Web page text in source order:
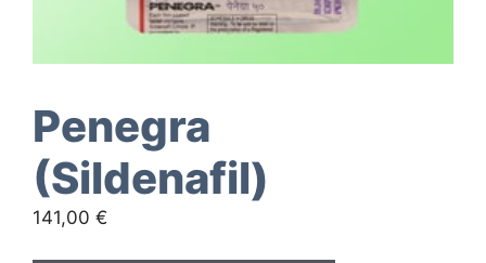
Penegra
(Sildenafil)
141,00 €